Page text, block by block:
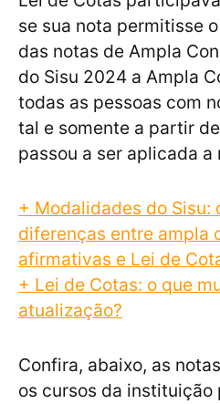
se sua nota permitisse
das notas de Ampla
do Sisu 2024 a Ampla
todas as pessoas com
tal e somente a partir
passou a ser aplicada a
+ Modalidades do Sisu:
diferenças entre ampla
afirmativas e Lei de
+ Lei de Cotas: o que
atualização?
Confira, abaixo, as
os cursos da instituição